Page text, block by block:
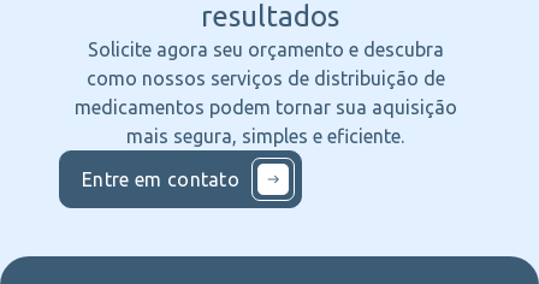
resultados
Solicite agora seu orçamento e descubra
como nossos serviços de distribuição de
medicamentos podem tornar sua aquisição
mais segura, simples e eficiente.
Entre em contato